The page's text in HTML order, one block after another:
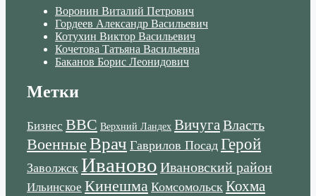
Воронин Виталий Петрович
Гордеев Александр Васильевич
Котухин Виктор Васильевич
Кочетова Татьяна Васильевна
Баканов Борис Леонидович
Метки
Бизнес ВВС Верхний Ландех ВичугаВласть
Военные Врач Гаврилов Посад Герой
Заволжск Иваново Ивановский район
Ильинское Кинешма Комсомольск Кохма